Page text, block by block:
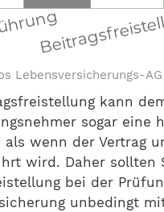
Lebensversicherungs-
kann
sogar eine
als wenn der Vertrag
wird. Daher sollten
bei der
unbedingt